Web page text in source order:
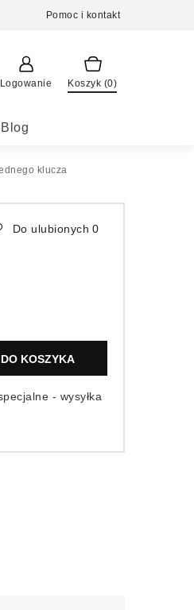
Pomoc i kontakt
Logowanie Koszyk (0)
Blog
klucza
Do ulubionych 0
DO KOSZYKA
- wysyłka